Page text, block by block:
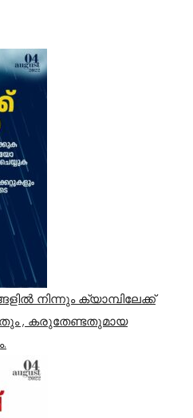
നിന്നും ക്യാമ്പിലേക്ക്
, കരുതേണ്ടതുമായ